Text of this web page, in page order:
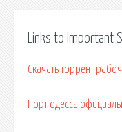
Links to Important
Скачать торрент
Порт одесса